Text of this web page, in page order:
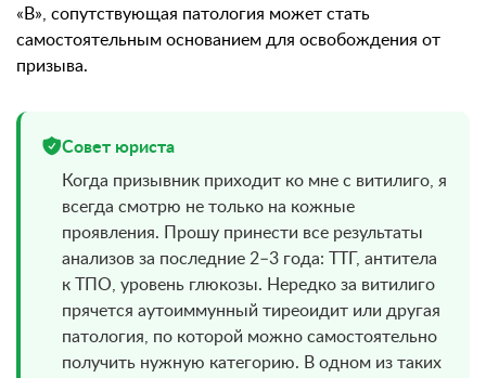
«В», сопутствующая патология может стать
самостоятельным основанием для освобождения от
призыва.
Совет юриста
Когда призывник приходит ко мне с витилиго, я
всегда смотрю не только на кожные
проявления. Прошу принести все результаты
анализов за последние 2–3 года: ТТГ, антитела
к ТПО, уровень глюкозы. Нередко за витилиго
прячется аутоиммунный тиреоидит или другая
патология, по которой можно самостоятельно
получить нужную категорию. В одном из таких